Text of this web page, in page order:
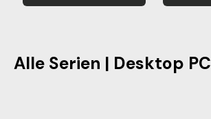
Alle Serien | Desktop PC